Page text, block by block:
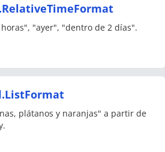
"ayer", "dentro de 2 días".
plátanos y naranjas" a partir de